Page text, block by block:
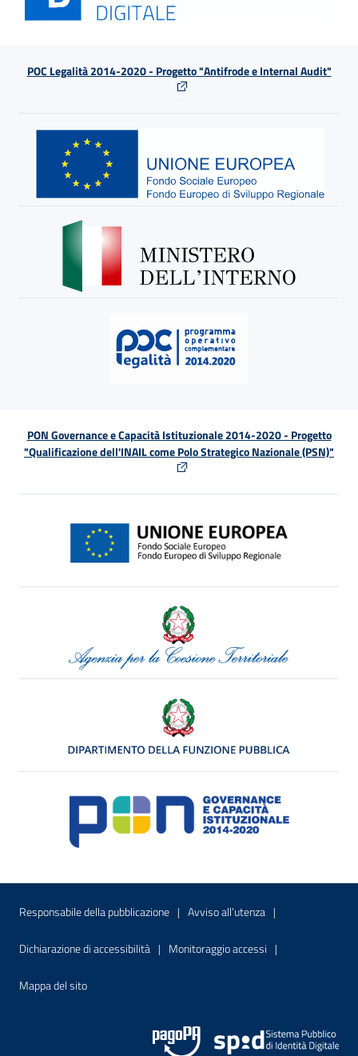
POC Legalità 2014-2020 - Progetto "Antifrode e Internal Audit"
PON Governance e Capacità Istituzionale 2014-2020 - Progetto
"Qualificazione dell'INAIL come Polo Strategico Nazionale (PSN)"
Menu di servizio
Responsabile della pubblicazione Sito interno - Apre in una nuova
Avviso all’utenza Sito interno -
Dichiarazione di accessibilità Sito interno - Apre in una nuova finestra
Monitoraggio accessi Sito interno -
Mappa del sitoSito interno - Apre nella stessa finestra